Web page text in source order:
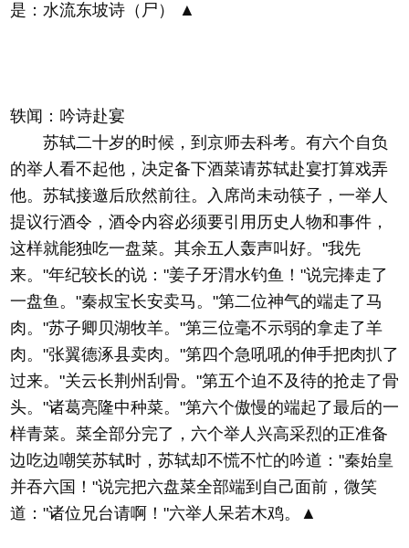
是：水流东坡诗（尸） ▲
轶闻：吟诗赴宴
苏轼二十岁的时候，到京师去科考。有六个自负
的举人看不起他，决定备下酒菜请苏轼赴宴打算戏弄
他。苏轼接邀后欣然前往。入席尚未动筷子，一举人
提议行酒令，酒令内容必须要引用历史人物和事件，
这样就能独吃一盘菜。其余五人轰声叫好。"我先
来。"年纪较长的说："姜子牙渭水钓鱼！"说完捧走了
一盘鱼。"秦叔宝长安卖马。"第二位神气的端走了马
肉。"苏子卿贝湖牧羊。"第三位毫不示弱的拿走了羊
肉。"张翼德涿县卖肉。"第四个急吼吼的伸手把肉扒了
过来。"关云长荆州刮骨。"第五个迫不及待的抢走了骨
头。"诸葛亮隆中种菜。"第六个傲慢的端起了最后的一
样青菜。菜全部分完了，六个举人兴高采烈的正准备
边吃边嘲笑苏轼时，苏轼却不慌不忙的吟道："秦始皇
并吞六国！"说完把六盘菜全部端到自己面前，微笑
道："诸位兄台请啊！"六举人呆若木鸡。▲